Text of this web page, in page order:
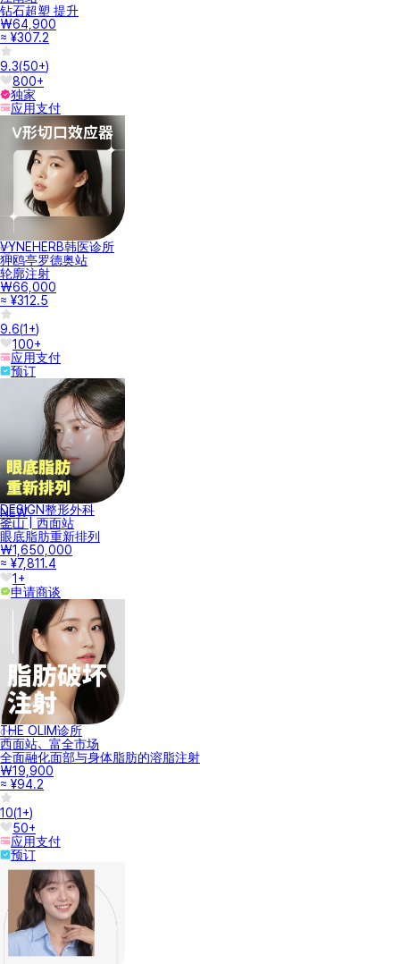
钻石超塑 提升
₩64,900
≈ ¥307.2
9.3(50+)
800+
独家
应用支付
VYNEHERB韩医诊所
狎鸥亭罗德奥站
轮廓注射
₩66,000
≈ ¥312.5
9.6(1+)
100+
应用支付
预订
NEW
DESIGN整形外科
釜山 | 西面站
眼底脂肪重新排列
₩1,650,000
≈ ¥7,811.4
1+
申请商谈
THE OLIM诊所
西面站、富全市场
全面融化面部与身体脂肪的溶脂注射
₩19,900
≈ ¥94.2
10(1+)
50+
应用支付
预订